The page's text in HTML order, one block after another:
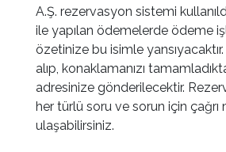
A.Ş. rezervasyon sistemi
ile yapılan ödemelerde ödeme
özetinize bu isimle
alıp, konaklamanızı
adresinize gönderilecektir.
her türlü soru ve sorun için çağrı
ulaşabilirsiniz.